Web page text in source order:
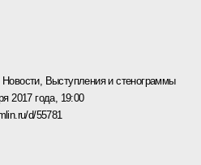
Новости, Выступления и стенограммы
2017 года, 19:00
d/55781